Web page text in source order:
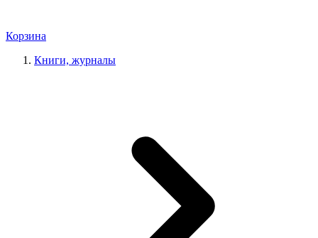
Корзина
Книги, журналы